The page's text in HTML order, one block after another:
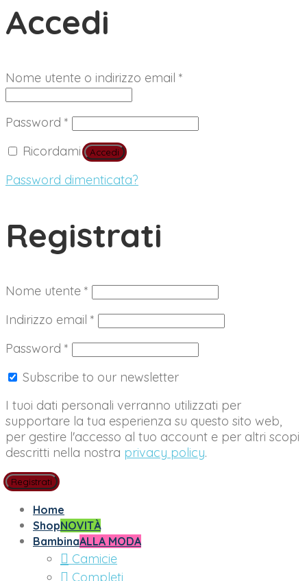
Accedi
Nome utente o indirizzo email *
Password * Richiesto
Ricordami
Accedi
Password dimenticata?
Registrati
Nome utente * Richiesto
Indirizzo email * Richiesto
Password * Richiesto
Subscribe to our newsletter
I tuoi dati personali verranno utilizzati per
supportare la tua esperienza su questo sito web,
per gestire l'accesso al tuo account e per altri scopi
descritti nella nostra privacy policy.
Registrati
Home
ShopNOVITÀ
BambinaALLA MODA
Camicie
Completi